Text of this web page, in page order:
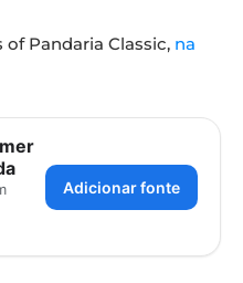
Pandaria Classic, na
Adicionar fonte